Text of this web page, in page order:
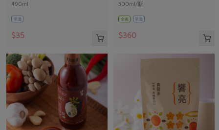
490ml
常溫
$35
300ml/瓶
全素 常溫
$360